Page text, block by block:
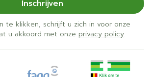
Inschrijven
te klikken, schrijft u zich in voor onze
u akkoord met onze privacy policy.